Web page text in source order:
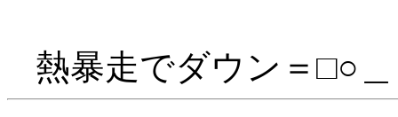
熱暴走でダウン＝□○＿